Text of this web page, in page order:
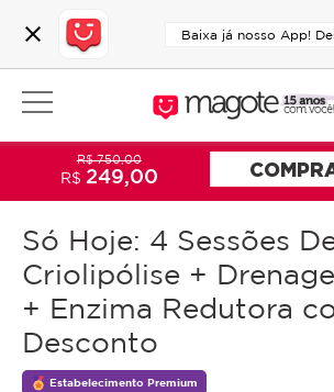
close Baixa já nosso App!
Só Hoje: 4 Sessões
Criolipólise +
+ Enzima Redutora
Desconto
Estabelecimento Premium
R$ 750,00
R$ 249,00